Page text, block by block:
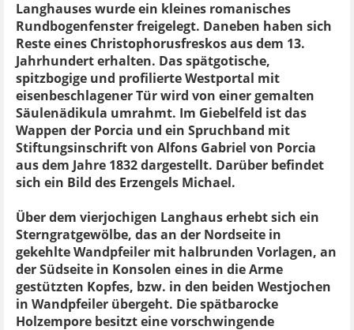
Langhauses wurde ein kleines romanisches
Rundbogenfenster freigelegt. Daneben haben sich
Reste eines Christophorusfreskos aus dem 13.
Jahrhundert erhalten. Das spätgotische,
spitzbogige und profilierte Westportal mit
eisenbeschlagener Tür wird von einer gemalten
Säulenädikula umrahmt. Im Giebelfeld ist das
Wappen der Porcia und ein Spruchband mit
Stiftungsinschrift von Alfons Gabriel von Porcia
aus dem Jahre 1832 dargestellt. Darüber befindet
sich ein Bild des Erzengels Michael.
Über dem vierjochigen Langhaus erhebt sich ein
Sterngratgewölbe, das an der Nordseite in
gekehlte Wandpfeiler mit halbrunden Vorlagen, an
der Südseite in Konsolen eines in die Arme
gestützten Kopfes, bzw. in den beiden Westjochen
in Wandpfeiler übergeht. Die spätbarocke
Holzempore besitzt eine vorschwingende